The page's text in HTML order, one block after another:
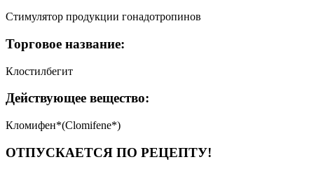
Стимулятор продукции гонадотропинов
Торговое название:
Клостилбегит
Действующее вещество:
Кломифен*(Clomifene*)
ОТПУСКАЕТСЯ ПО РЕЦЕПТУ!